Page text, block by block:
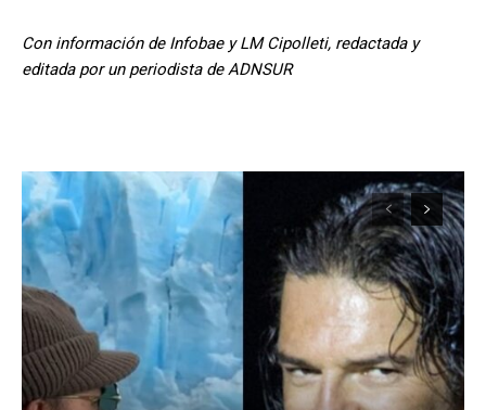
Con información de Infobae y LM Cipolleti, redactada y
editada por un periodista de ADNSUR